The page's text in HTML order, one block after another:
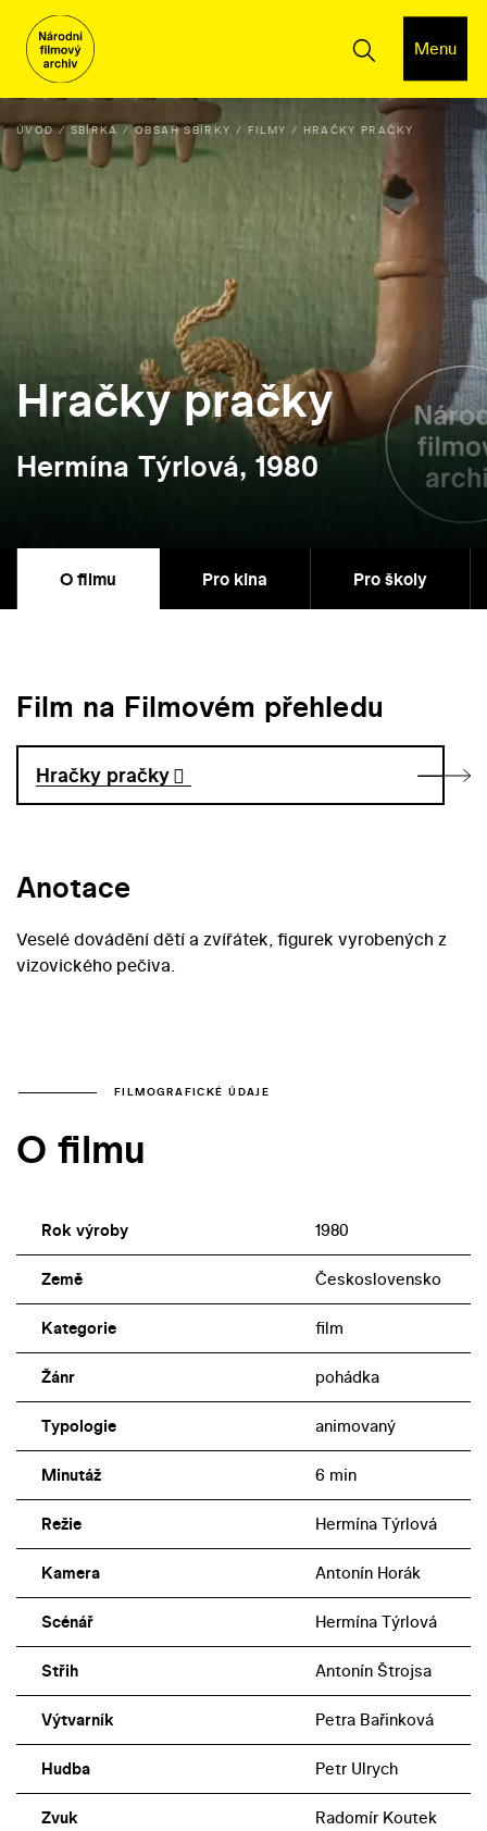
Menu
ÚVOD SBÍRKA OBSAH SBÍRKY FILMY HRAČKY PRAČKY
Hračky pračky
Hermína Týrlová, 1980
O filmu Pro kina Pro školy
Film na Filmovém přehledu
Hračky pračky
Anotace
Veselé dovádění dětí a zvířátek, figurek vyrobených z
vizovického pečiva.
FILMOGRAFICKÉ ÚDAJE
O filmu
Rok výroby 1980
Země Československo
Kategorie film
Žánr pohádka
Typologie animovaný
Minutáž 6 min
Režie Hermína Týrlová
Kamera Antonín Horák
Scénář Hermína Týrlová
Střih Antonín Štrojsa
Výtvarník Petra Bařinková
Hudba Petr Ulrych
Zvuk Radomír Koutek